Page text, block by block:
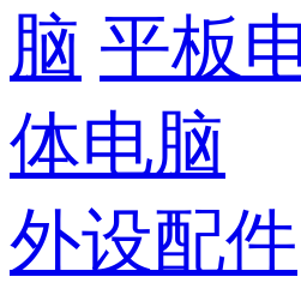
脑 平板
体电脑
外设配件